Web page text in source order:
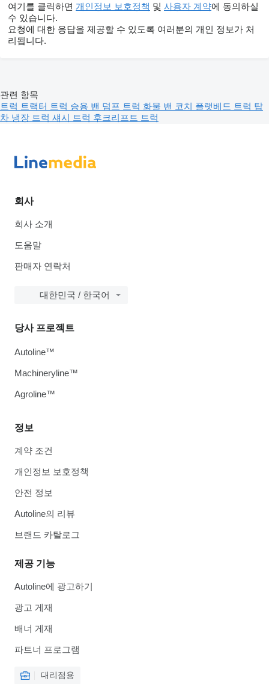
여기를 클릭하면 개인정보 보호정책 및 사용자 계약에 동의하실
수 있습니다.
요청에 대한 응답을 제공할 수 있도록 여러분의 개인 정보가 처
리됩니다.
관련 항목
트럭 트랙터 트럭 승용 밴 덤프 트럭 화물 밴 코치 플랫베드 트럭 탑
차 냉장 트럭 섀시 트럭 후크리프트 트럭
회사
회사 소개
도움말
판매자 연락처
대한민국 / 한국어
정보
계약 조건
개인정보 보호정책
안전 정보
Autoline의 리뷰
브랜드 카탈로그
제공 기능
Autoline에 광고하기
광고 게재
배너 게재
파트너 프로그램
대리점용
당사 프로젝트
Autoline™
Machineryline™
Agroline™